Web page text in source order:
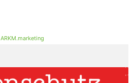
ARKM.marketing